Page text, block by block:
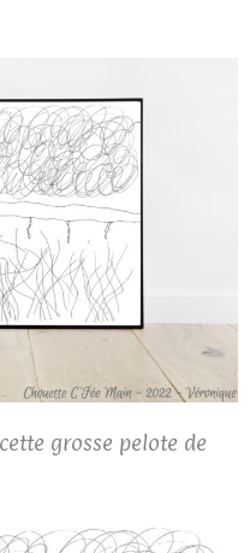
grosse pelote de